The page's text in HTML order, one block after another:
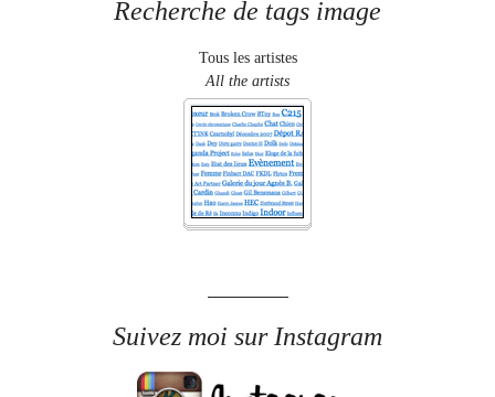
Recherche de tags image
Tous les artistes
All the artists
Suivez moi sur Instagram